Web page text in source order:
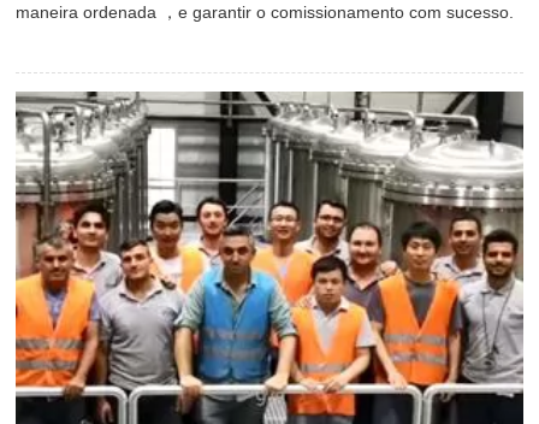
maneira ordenada ，e garantir o comissionamento com sucesso.